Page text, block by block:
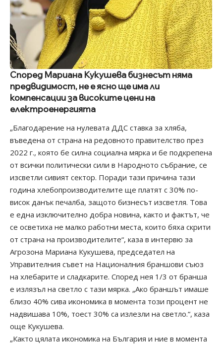
Според Мариана Кукушева бизнесът няма
предвидимост, не е ясно ще има ли
компенсации за високите цени на
електроенергията
„Благодарение на нулевата ДДС ставка за хляба,
въведена от страна на редовното правителство през
2022 г., която бе силна социална мярка и бе подкрепена
от всички политически сили в Народното събрание, се
изсветли сивият сектор. Поради тази причина тази
година хлебопроизводителите ще платят с 30% по-
висок данък печалба, защото бизнесът изсветля. Това
е една изключително добра новина, както и фактът, че
се осветиха не малко работни места, които бяха скрити
от страна на производителите“, каза в интервю за
Агрозона Мариана Кукушева, председател на
Управителния съвет на Националния браншови съюз
на хлебарите и сладкарите. Според нея 1/3 от бранша
е излязъл на светло с тази мярка. „Ако браншът имаше
близо 40% сива икономика в момента този процент не
надвишава 10%, тоест 30% са излезли на светло.“, каза
още Кукушева.
„Както цялата икономика на България и ние в момента